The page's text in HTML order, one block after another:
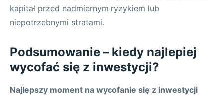
kapitał przed nadmiernym ryzykiem lub
niepotrzebnymi stratami.
Podsumowanie – kiedy najlepiej
wycofać się z inwestycji?
Najlepszy moment na wycofanie się z inwestycji